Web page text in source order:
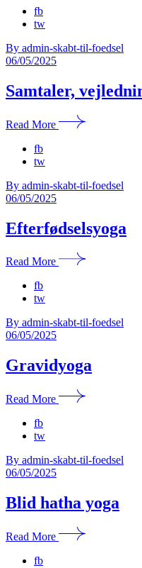
fb
tw
By admin-skabt-til-foedsel
06/05/2025
Samtaler,
Read More
fb
tw
By admin-skabt-til-foedsel
06/05/2025
Efterfødselsyoga
Read More
fb
tw
By admin-skabt-til-foedsel
06/05/2025
Gravidyoga
Read More
fb
tw
By admin-skabt-til-foedsel
06/05/2025
Blid hatha yoga
Read More
fb